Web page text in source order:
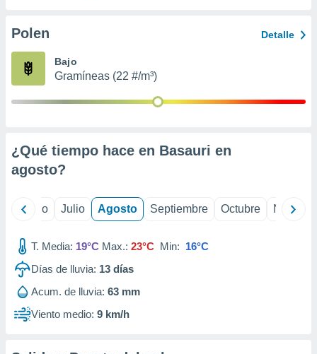
e
mediante
publicidad
publicidad
de
Polen Detalle
Bajo
Gramíneas (22 #/m³)
¿Qué tiempo hace en Basauri en
agosto?
Junio Julio Agosto Septiembre Octubre
T. Media: 19°C Max.: 23°C Min: 16°C
Días de lluvia: 13 días
Acum. de lluvia: 63 mm
Viento medio: 9 km/h